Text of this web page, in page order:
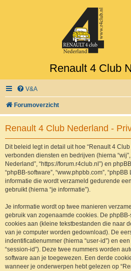
Renault 4 Club
V&A
Forumoverzicht
Renault 4 Club Nederland -
Dit beleid legt in detail uit hoe “Renault 4
verbonden diensten en bedrijven (hierna “wij”,
Nederland”, “https://forum.r4club.nl”) en phpBB
“phpBB-software”, “www.phpbb.com”, “phpBB
informatie die wordt verzameld gedurende
gebruikt (hierna “je informatie”).
Je informatie wordt op twee manieren
gebruik van zogenaamde cookies. De
cookies aan (kleine tekstbestanden die naar
van je computer worden gedownload). De
indentificatienummer (hierna “user-id”) en
“session-id”). Deze twee nummers worden
software aan je toegewezen. Een derde
wanneer je onderwerpen hebt gelezen op